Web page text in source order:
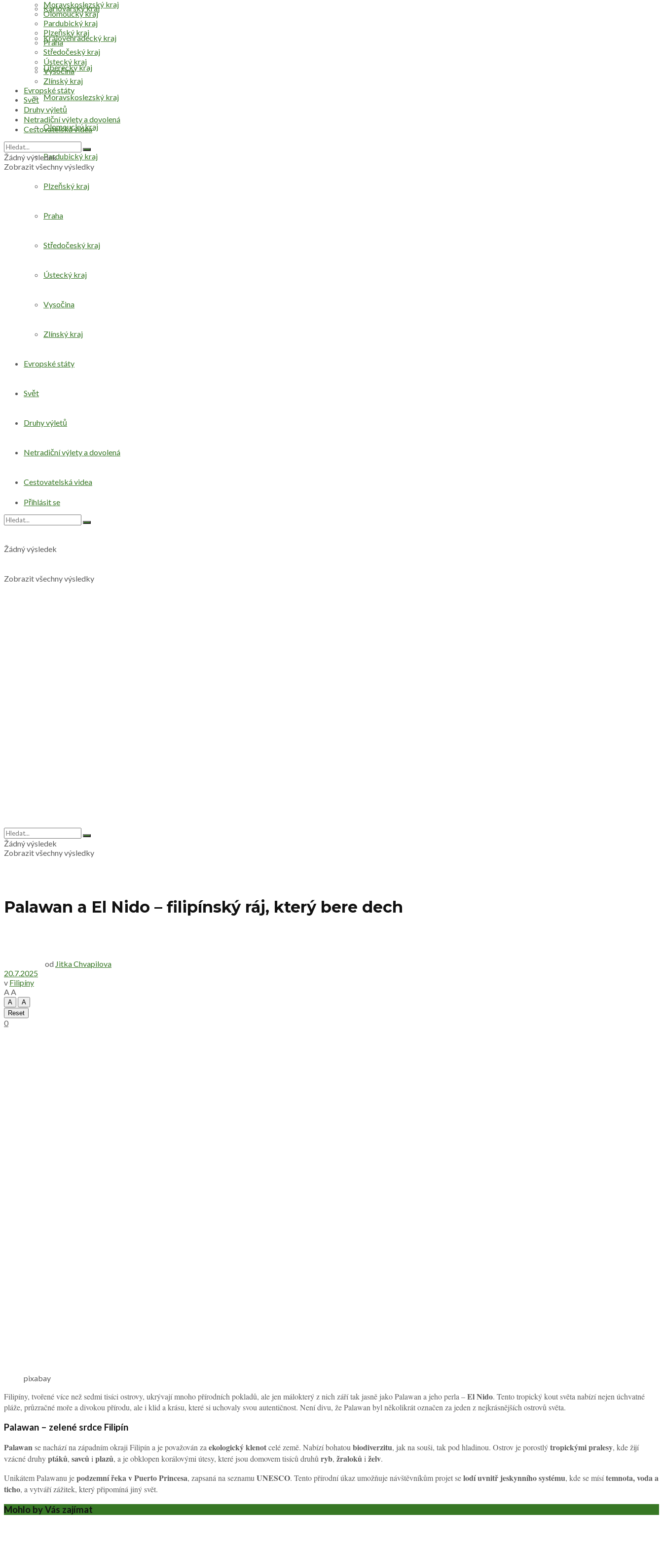
Přihlásit se
Karlovarský kraj
Královéhradecký kraj
Liberecký kraj
Moravskoslezský kraj
Olomoucký kraj
Pardubický kraj
Plzeňský kraj
Praha
Středočeský kraj
Ústecký kraj
Vysočina
Zlínský kraj
Evropské státy
Svět
Druhy výletů
Netradiční výlety a dovolená
Cestovatelská videa
Žádný výsledek
Zobrazit všechny výsledky
Moravskoslezský kraj
Olomoucký kraj
Pardubický kraj
Plzeňský kraj
Praha
Středočeský kraj
Ústecký kraj
Vysočina
Zlínský kraj
Evropské státy
Svět
Druhy výletů
Netradiční výlety a dovolená
Cestovatelská videa
Žádný výsledek
Zobrazit všechny výsledky
Žádný výsledek
Zobrazit všechny výsledky
Palawan a El Nido – filipínský ráj, který bere dech
od Jitka Chvapilova
20.7.2025
v Filipíny
AA
A
A
Reset
0
pixabay
Filipíny, tvořené více než sedmi tisíci ostrovy, ukrývají mnoho přírodních pokladů, ale jen málokterý z nich září tak jasně jako Palawan a jeho perla –El Nido. Tento tropický kout světa nabízí nejen úchvatné
pláže, průzračné moře a divokou přírodu, ale i klid a krásu, které si uchovaly svou autentičnost. Není divu, že Palawan byl několikrát označen za jeden z nejkrásnějších ostrovů světa.
Palawan – zelené srdce Filipín
Palawanse nachází na západním okraji Filipín a je považován zaekologický klenotcelé země. Nabízí bohatoubiodiverzitu, jak na souši, tak pod hladinou. Ostrov je porostlýtropickými pralesy, kde žijí
vzácné druhyptáků, savcůiplazů, a je obklopen korálovými útesy, které jsou domovem tisíců druhůryb, žralokůiželv.
Unikátem Palawanu jepodzemní řeka v Puerto Princesa, zapsaná na seznamuUNESCO. Tento přírodní úkaz umožňuje návštěvníkům projet selodí uvnitř jeskynního systému, kde se mísítemnota, voda a
ticho, a vytváří zážitek, který připomíná jiný svět.
Mohlo by Vás zajímat